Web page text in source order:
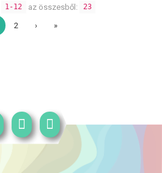
1-12 az összesből: 23
2 › »